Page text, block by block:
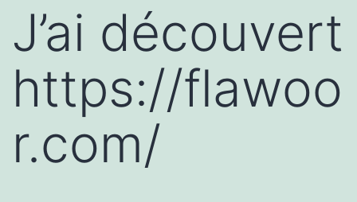
J’ai découvert
https://flawoo
r.com/